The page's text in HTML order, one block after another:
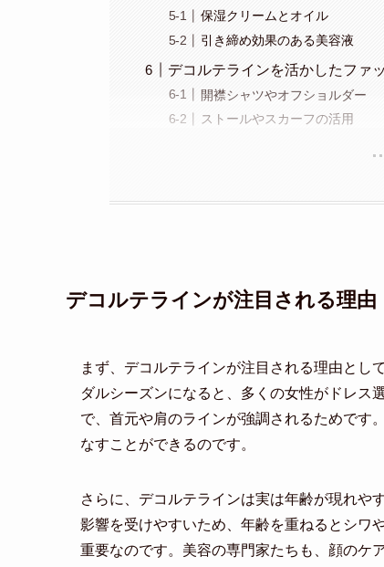
保湿クリームとオイル
引き締め効果のある美容液
デコルテラインを活かしたファ
開襟シャツやオフショルダー
ストールやスカーフの活用
デコルテラインが注目される理由
まず、デコルテラインが注目される理由とし
ダルシーズンになると、多くの女性がドレス
で、首元や肩のラインが強調されるためです
なすことができるのです。
さらに、デコルテラインは実は年齢が現れや
影響を受けやすいため、年齢を重ねるとシワ
重要なのです。美容の専門家たちも、顔のケ